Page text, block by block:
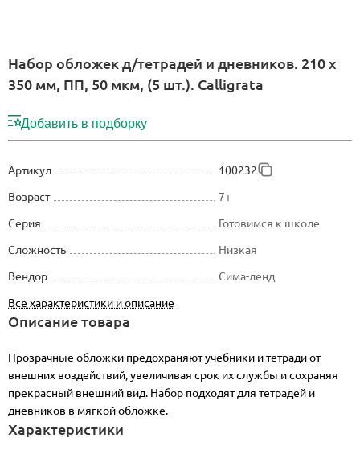
Набор обложек д/тетрадей и дневников. 210 х
350 мм, ПП, 50 мкм, (5 шт.). Calligrata
Добавить в подборку
Артикул
100232
Возраст
7+
Серия
Готовимся к школе
Сложность
Низкая
Вендор
Сима-ленд
Все характеристики и описание
Описание товара
Прозрачные обложки предохраняют учебники и тетради от
внешних воздействий, увеличивая срок их службы и сохраняя
прекрасный внешний вид. Набор подходят для тетрадей и
дневников в мягкой обложке.
Характеристики